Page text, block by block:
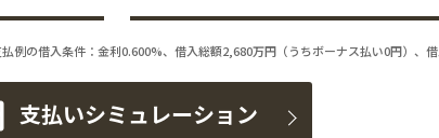
例の借入条件：金利0.600%、借入総額2,680万円（うちボーナス払い0円）、
支払いシミュレーション